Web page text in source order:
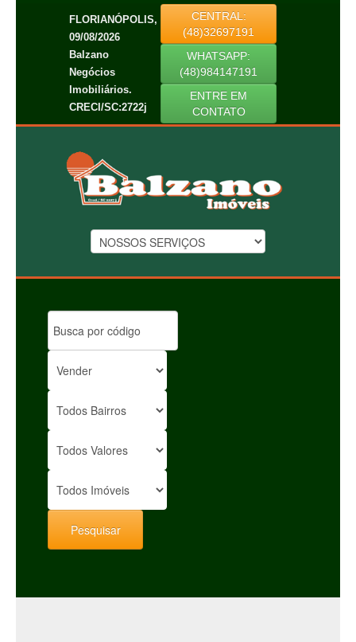
FLORIANÓPOLIS,
09/08/2026
Balzano
Negócios
Imobiliários.
CRECI/SC:2722j
CENTRAL:
(48)32697191
WHATSAPP:
(48)984147191
ENTRE EM
CONTATO